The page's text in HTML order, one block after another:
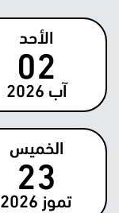
الأحد
02
آب 2026
الخميس
23
تموز 2026